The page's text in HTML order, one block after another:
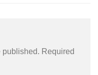
published. Required